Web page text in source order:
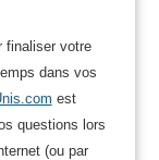
finaliser votre
dans vos
est
questions lors
(ou par